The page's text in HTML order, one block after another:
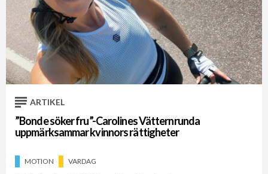
ARTIKEL
”Bonde söker fru”-Carolines Vätternrunda
uppmärksammar kvinnors rättigheter
MOTION VARDAG